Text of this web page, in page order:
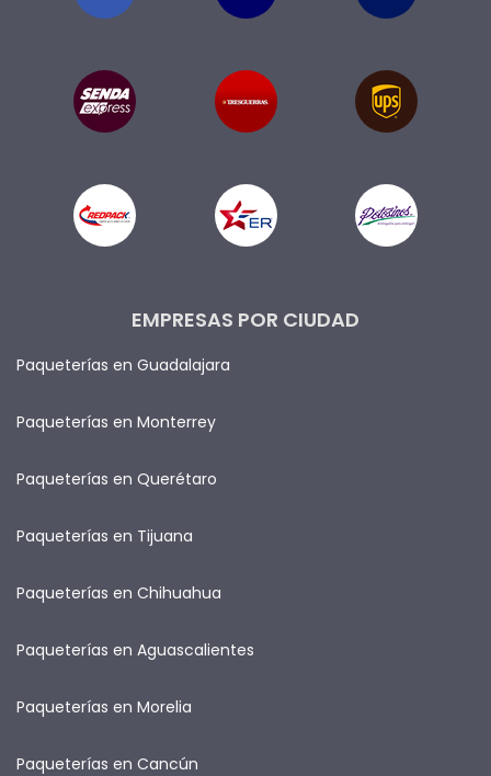
EMPRESAS POR CIUDAD
Paqueterías en Guadalajara
Paqueterías en Monterrey
Paqueterías en Querétaro
Paqueterías en Tijuana
Paqueterías en Chihuahua
Paqueterías en Aguascalientes
Paqueterías en Morelia
Paqueterías en Cancún